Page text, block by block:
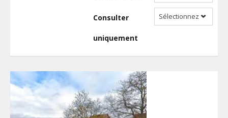
Consulter
uniquement
Sélectionnez